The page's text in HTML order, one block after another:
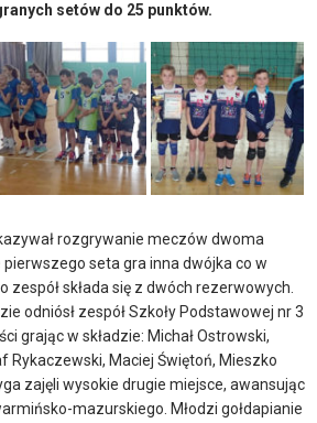
setów do 25 punktów.
rozgrywanie meczów dwoma
seta gra inna dwójka co w
zespół składa się z dwóch rezerwowych.
odniósł zespół Szkoły Podstawowej nr 3
grając w składzie: Michał Ostrowski,
Rykaczewski, Maciej Świętoń, Mieszko
zajęli wysokie drugie miejsce, awansując
mazurskiego. Młodzi gołdapianie